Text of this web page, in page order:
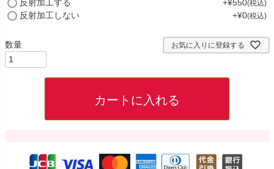
反射加工する +¥550 税込
反射加工しない +¥0 税込
お気に入りに登録する
カートに入れる